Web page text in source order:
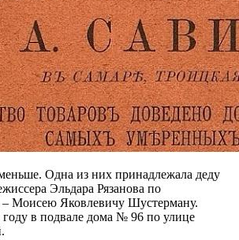
Одна из них принадлежала деду
Эльдара Рязанова по
– Моисею Яковлевичу Шустерману.
году в подвале дома № 96 по улице